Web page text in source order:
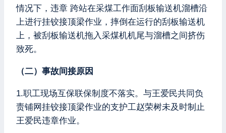
情况下，违章 跨站在采煤工作面刮板输送机溜槽沿
上进行挂铰接顶梁作业，摔倒在运行的刮板输送机
上，被刮板输送机拖入采煤机机尾与溜槽之间挤伤
致死。
（二）事故间接原因
1.职工现场互保联保制度不落实。与王爱民共同负
责铺网挂铰接顶梁作业的支护工赵荣树未及时制止
王爱民违章作业。